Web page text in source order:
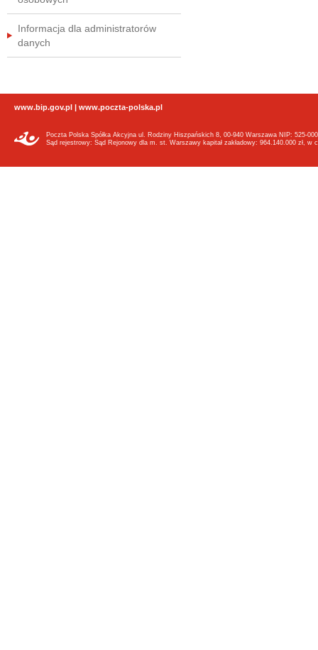
Informacja dla administratorów
danych
www.bip.gov.pl | www.poczta-polska.pl
Poczta Polska Spółka Akcyjna ul. Rodziny Hiszpańskich 8, 00-940 Warszawa NIP: 525-
Sąd rejestrowy: Sąd Rejonowy dla m. st. Warszawy kapitał zakładowy: 964.140.000 zł, w